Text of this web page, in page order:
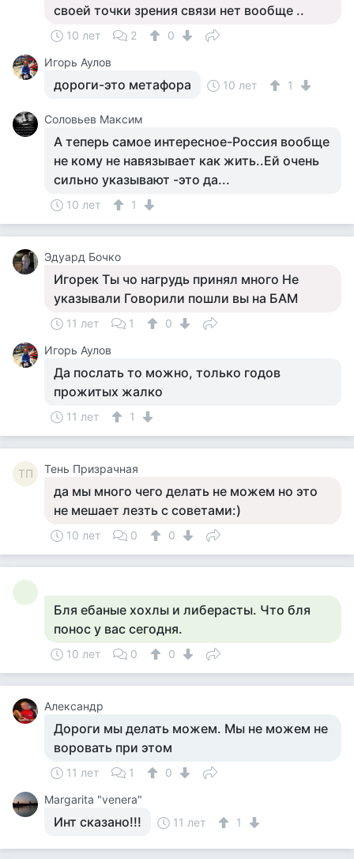
своей точки зрения связи нет вообще ..
10 лет 2
0
Игорь Аулов
дороги-это метафора 10 лет 1
Соловьев Максим
А теперь самое интересное-Россия вообще
не кому не навязывает как жить..Ей очень
сильно указывают -это да...
10 лет 1
Эдуард Бочко
Игорек Ты чо нагрудь принял много Не
указывали Говорили пошли вы на БАМ
11 лет 1
0
Игорь Аулов
Да послать то можно, только годов
прожитых жалко
11 лет 1
ТП Тень Призрачная
да мы много чего делать не можем но это
не мешает лезть с советами:)
10 лет 0 0
Бля ебаные хохлы и либерасты. Что бля
понос у вас сегодня.
10 лет 0 0
Александр
Дороги мы делать можем. Мы не можем не
воровать при этом
11 лет 1
0
Margarita "venera"
Инт сказано!!! 11 лет 1